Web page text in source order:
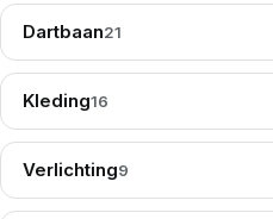
Dartbaan21
Kleding16
Verlichting9